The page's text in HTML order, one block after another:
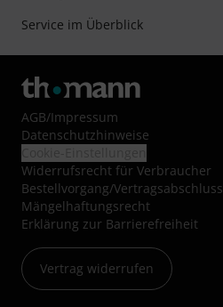
Service im Überblick
AGB/Impressum
Datenschutzhinweise
Widerrufsrecht für Verbraucher
Bestellvorgang/Vertragsabschluss
Mängelhaftungsrecht
Erklärung zur Barrierefreiheit
Vertrag widerrufen